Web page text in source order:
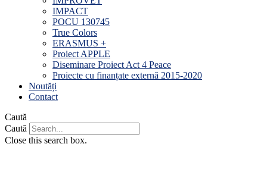
IMPACT
POCU 130745
True Colors
ERASMUS +
Proiect APPLE
Diseminare Proiect Act 4 Peace
Proiecte cu finanțate externă 2015-2020
Noutăți
Contact
Caută
Caută
Close this search box.